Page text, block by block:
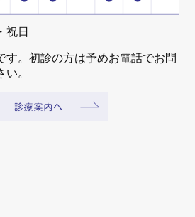
祝日
。初診の方は予めお電話でお問
。